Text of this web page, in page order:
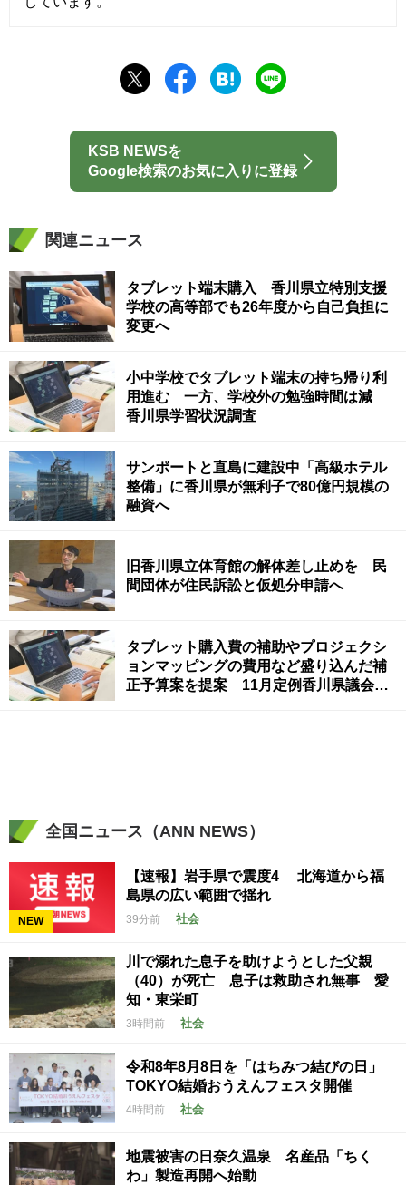
KSB NEWSを
Google検索のお気に入りに登録
関連ニュース
タブレット端末購入 香川県立特別支援
学校の高等部でも26年度から自己負担に
変更へ
小中学校でタブレット端末の持ち帰り利
用進む 一方、学校外の勉強時間は減
香川県学習状況調査
サンポートと直島に建設中「高級ホテル
整備」に香川県が無利子で80億円規模の
融資へ
旧香川県立体育館の解体差し止めを 民
間団体が住民訴訟と仮処分申請へ
タブレット購入費の補助やプロジェクシ
ョンマッピングの費用など盛り込んだ補
正予算案を提案 11月定例香川県議会開
全国ニュース（ANN NEWS）
NEW
【速報】岩手県で震度4 北海道から福
島県の広い範囲で揺れ
39分前 社会
川で溺れた息子を助けようとした父親
（40）が死亡 息子は救助され無事 愛
知・東栄町
3時間前 社会
令和8年8月8日を「はちみつ結びの日」
TOKYO結婚おうえんフェスタ開催
4時間前 社会
地震被害の日奈久温泉 名産品「ちく
わ」製造再開へ始動